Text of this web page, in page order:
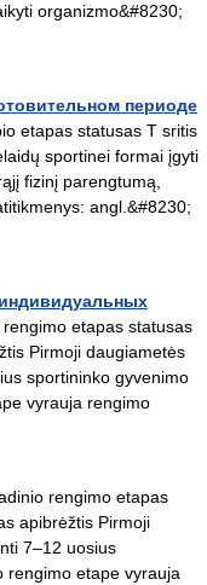
organizmo&#8230;
периоде
etapas statusas T sritis
sportinei formai įgyti
fizinį parengtumą,
angl.&#8230;
etapas statusas
Pirmoji daugiametės
sportininko gyvenimo
vyrauja rengimo
rengimo etapas
apibrėžtis Pirmoji
7–12 uosius
rengimo etape vyrauja